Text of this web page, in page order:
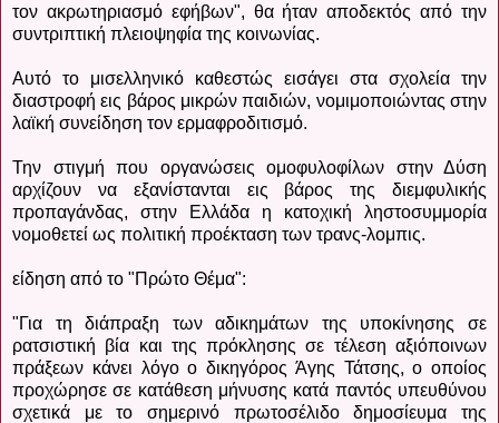
τον ακρωτηριασμό εφήβων", θα ήταν αποδεκτός από την
συντριπτική πλειοψηφία της κοινωνίας.
Αυτό το μισελληνικό καθεστώς εισάγει στα σχολεία την
διαστροφή εις βάρος μικρών παιδιών, νομιμοποιώντας στην
λαϊκή συνείδηση τον ερμαφροδιτισμό.
Την στιγμή που οργανώσεις ομοφυλοφίλων στην Δύση
αρχίζουν να εξανίστανται εις βάρος της διεμφυλικής
προπαγάνδας, στην Ελλάδα η κατοχική ληστοσυμμορία
νομοθετεί ως πολιτική προέκταση των τρανς-λομπις.
είδηση από το "Πρώτο Θέμα":
"Για τη διάπραξη των αδικημάτων της υποκίνησης σε
ρατσιστική βία και της πρόκλησης σε τέλεση αξιόποινων
πράξεων κάνει λόγο ο δικηγόρος Άγης Τάτσης, ο οποίος
προχώρησε σε κατάθεση μήνυσης κατά παντός υπευθύνου
σχετικά με το σημερινό πρωτοσέλιδο δημοσίευμα της